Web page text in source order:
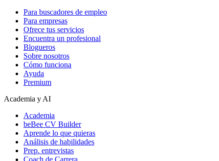
Para buscadores de empleo
Para empresas
Ofrece tus servicios
Encuentra un profesional
Blogueros
Sobre nosotros
Cómo funciona
Ayuda
Premium
Academia y AI
Academia
beBee CV Builder
Aprende lo que quieras
Análisis de habilidades
Prep. entrevistas